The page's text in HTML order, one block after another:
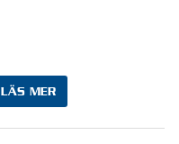
LÄS MER